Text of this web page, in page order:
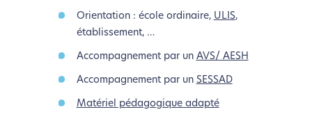
Orientation : école ordinaire, ULIS,
établissement, …
Accompagnement par un AVS/ AESH
Accompagnement par un SESSAD
Matériel pédagogique adapté